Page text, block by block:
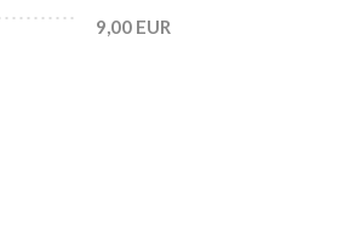
9,00 EUR